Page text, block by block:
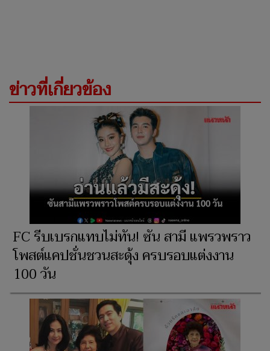
ข่าวที่เกี่ยวข้อง
FC รีบเบรกแทบไม่ทัน! ซัน สามี แพรวพราว
โพสต์แคปชั่นชวนสะดุ้ง ครบรอบแต่งงาน
100 วัน